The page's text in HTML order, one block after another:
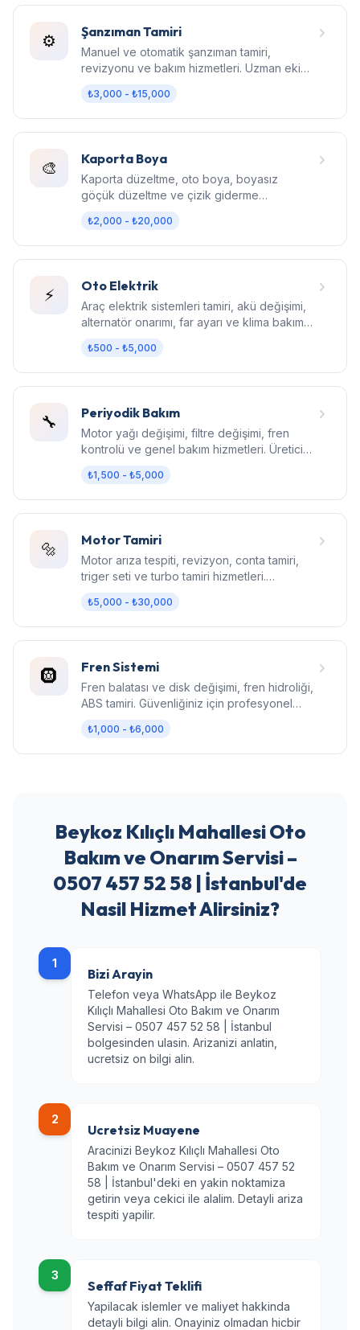
⚙️ Şanzıman Tamiri
Manuel ve otomatik şanzıman tamiri,
revizyonu ve bakım hizmetleri. Uzman ekip,
₺3,000 - ₺15,000
🎨 Kaporta Boya
Kaporta düzeltme, oto boya, boyasız
göçük düzeltme ve çizik giderme
₺2,000 - ₺20,000
⚡ Oto Elektrik
Araç elektrik sistemleri tamiri, akü değişimi,
alternatör onarımı, far ayarı ve klima bakım
₺500 - ₺5,000
🔧 Periyodik Bakım
Motor yağı değişimi, filtre değişimi, fren
kontrolü ve genel bakım hizmetleri. Üretici
₺1,500 - ₺5,000
🔩 Motor Tamiri
Motor arıza tespiti, revizyon, conta tamiri,
triger seti ve turbo tamiri hizmetleri.
₺5,000 - ₺30,000
🛞 Fren Sistemi
Fren balatası ve disk değişimi, fren hidroliği,
ABS tamiri. Güvenliğiniz için profesyonel
₺1,000 - ₺6,000
Beykoz Kılıçlı Mahallesi Oto
Bakım ve Onarım Servisi –
0507 457 52 58 | İstanbul'de
Nasil Hizmet Alirsiniz?
1
Bizi Arayin
Telefon veya WhatsApp ile Beykoz
Kılıçlı Mahallesi Oto Bakım ve Onarım
Servisi – 0507 457 52 58 | İstanbul
bolgesinden ulasin. Arizanizi anlatin,
ucretsiz on bilgi alin.
2
Ucretsiz Muayene
Aracinizi Beykoz Kılıçlı Mahallesi Oto
Bakım ve Onarım Servisi – 0507 457 52
58 | İstanbul'deki en yakin noktamiza
getirin veya cekici ile alalim. Detayli ariza
tespiti yapilir.
3
Seffaf Fiyat Teklifi
Yapilacak islemler ve maliyet hakkinda
detayli bilgi alin. Onayiniz olmadan hicbir